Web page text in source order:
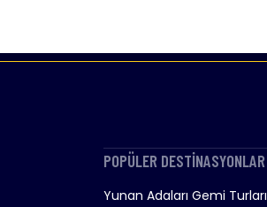
POPÜLER DESTİNASYONLAR
Yunan Adaları Gemi Turları